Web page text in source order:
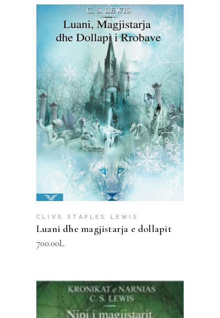
SHTOJE NË SHPORTË
CLIVE STAPLES LEWIS
Luani dhe magjistarja e dollapit
700.00L